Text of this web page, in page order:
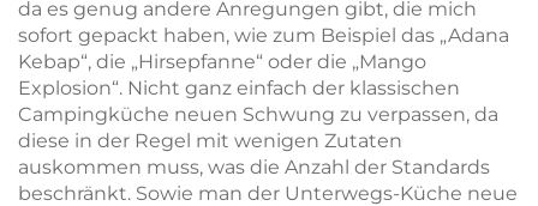
da es genug andere Anregungen gibt, die mich
sofort gepackt haben, wie zum Beispiel das „Adana
Kebap“, die „Hirsepfanne“ oder die „Mango
Explosion“. Nicht ganz einfach der klassischen
Campingküche neuen Schwung zu verpassen, da
diese in der Regel mit wenigen Zutaten
auskommen muss, was die Anzahl der Standards
beschränkt. Sowie man der Unterwegs-Küche neue